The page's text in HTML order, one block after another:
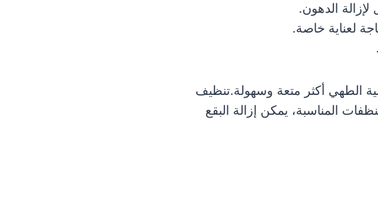
الدهون.
لعناية خاصة.
الطهي أكثر متعة وسهولة.تنظيف
المناسبة، يمكن إزالة البقع